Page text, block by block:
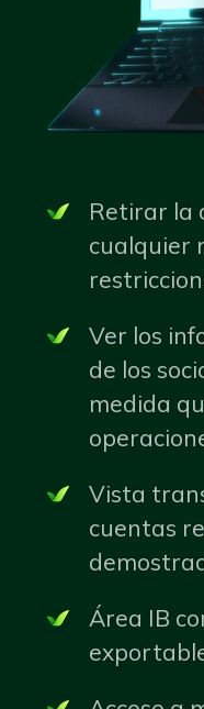
Retirar la
cualquier
Ver los
de los
medida
Vista
cuentas
Área IB